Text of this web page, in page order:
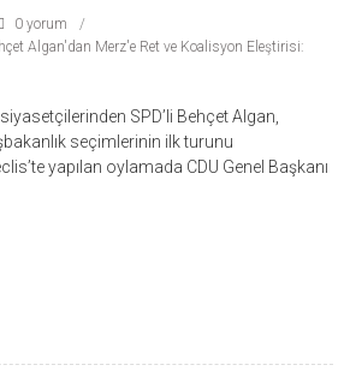
0 yorum
Algan'dan Merz'e Ret ve Koalisyon Eleştirisi:
SPD’li Behçet Algan,
seçimlerinin ilk turunu
yapılan oylamada CDU Genel Başkanı